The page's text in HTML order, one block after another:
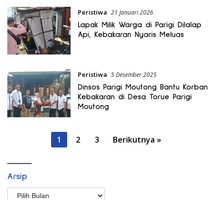
Peristiwa 21 Januari 2026
Lapak Milik Warga di Parigi Dilalap
Api, Kebakaran Nyaris Meluas
Peristiwa 5 Desember 2025
Dinsos Parigi Moutong Bantu Korban
Kebakaran di Desa Torue Parigi
Moutong
1 2 3 Berikutnya »
Arsip
Arsip